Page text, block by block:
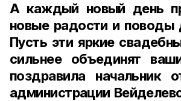
А каждый новый день
новые радости и поводы
Пусть эти яркие
сильнее объединят
поздравила начальник
администрации